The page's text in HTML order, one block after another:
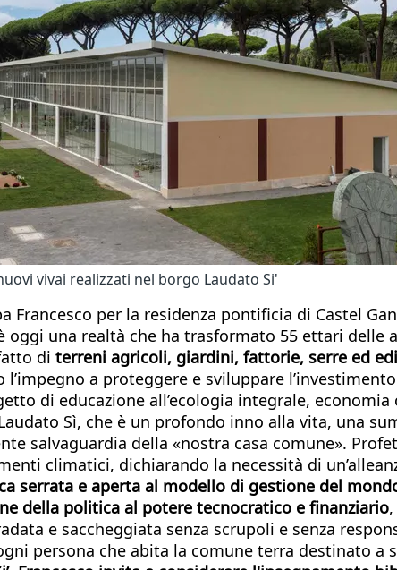
vivai realizzati nel borgo Laudato Si'
Francesco per la residenza pontificia di Castel
una realtà che ha trasformato 55 ettari
di terreni agricoli, giardini, fattorie, serre ed
l’impegno a proteggere e sviluppare
di educazione all’ecologia integrale,
Sì, che è un profondo inno alla vita, una
salvaguardia della «nostra casa comune».
climatici, dichiarando la necessità di
serrata e aperta al modello di gestione del
della politica al potere tecnocratico e finanziario
e saccheggiata senza scrupoli e senza
persona che abita la comune terra destinato a